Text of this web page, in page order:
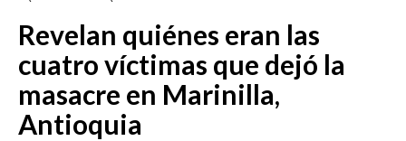
EMISIÓN 12:30 PM
EMISIÓN 7:00 PM
Revelan quiénes eran las
cuatro víctimas que dejó la
masacre en Marinilla,
Antioquia